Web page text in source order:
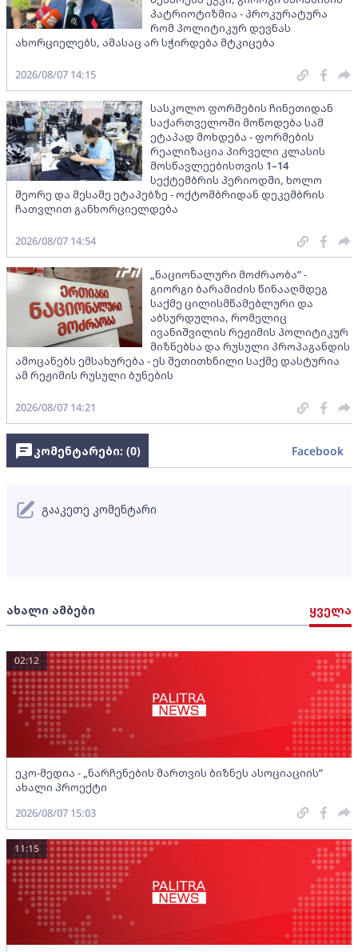
პატრიოტიზმია - პროკურატურა
რომ პოლიტიკურ დევნას
ახორციელებს, ამასაც არ სჭირდება მტკიცება
2026/08/07 14:15
სასკოლო ფორმების ჩინეთიდან
საქართველოში მოწოდება სამ
ეტაპად მოხდება - ფორმების
რეალიზაცია პირველი კლასის
მოსწავლეებისთვის 1–14
სექტემბრის პერიოდში, ხოლო
მეორე და მესამე ეტაპებზე - ოქტომბრიდან დეკემბრის
ჩათვლით განხორციელდება
2026/08/07 14:54
„ნაციონალური მოძრაობა” -
გიორგი ბარამიძის წინააღმდეგ
საქმე ცილისმწამებლური და
აბსურდულია, რომელიც
ივანიშვილის რეჟიმის პოლიტიკურ
მიზნებსა და რუსული პროპაგანდის
ამოცანებს ემსახურება - ეს შეთითხნილი საქმე დასტურია
ამ რეჟიმის რუსული ბუნების
2026/08/07 14:21
ახალი ამბები ყველა
ეკო-მედია - „ნარჩენების მართვის ბიზნეს ასოციაციის”
ახალი პროექტი
02:12
2026/08/07 15:03
11:15
კომენტარები: (0) Facebook
გააკეთე კომენტარი